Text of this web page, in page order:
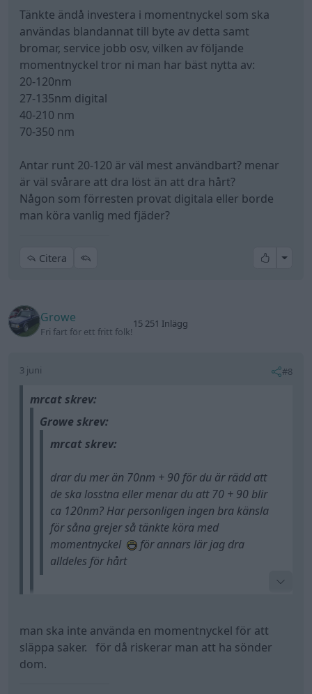
120nm? Har personligen ingen bra känsla för
såna grejer så tänkte köra med momentnyckel
för annars lär jag dra alldeles för hårt
enda gång jag använder moment nyckel är när jag
monterar toppar och kedjor och sånt där skit på
bilar annars kör jag på känsla
Tänkte ändå investera i momentnyckel som ska
användas blandannat till byte av detta samt
bromar, service jobb osv, vilken av följande
momentnyckel tror ni man har bäst nytta av:
20-120nm
27-135nm digital
40-210 nm
70-350 nm
Antar runt 20-120 är väl mest användbart? menar
är väl svårare att dra löst än att dra hårt?
Någon som förresten provat digitala eller borde
man köra vanlig med fjäder?
Citera All
Growe
Fri fart för ett fritt folk!
15 251 Inlägg
3 juni #8
mrcat skrev:
Growe skrev:
mrcat skrev:
drar du mer än 70nm + 90 för du är rädd att
de ska losstna eller menar du att 70 + 90 blir
ca 120nm? Har personligen ingen bra känsla
för såna grejer så tänkte köra med
momentnyckel
för annars lär jag dra
alldeles för hårt
enda gång jag använder moment nyckel är när
jag monterar toppar och kedjor och sånt där skit
på bilar annars kör jag på känsla
Tack,
man ska inte använda en momentnyckel för att
släppa saker. för då riskerar man att ha sönder
dom.